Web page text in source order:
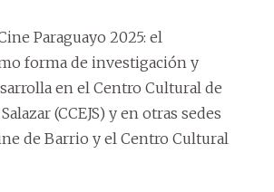
Paraguayo 2025: el
forma de investigación y
en el Centro Cultural de
(CCEJS) y en otras sedes
de Barrio y el Centro Cultural